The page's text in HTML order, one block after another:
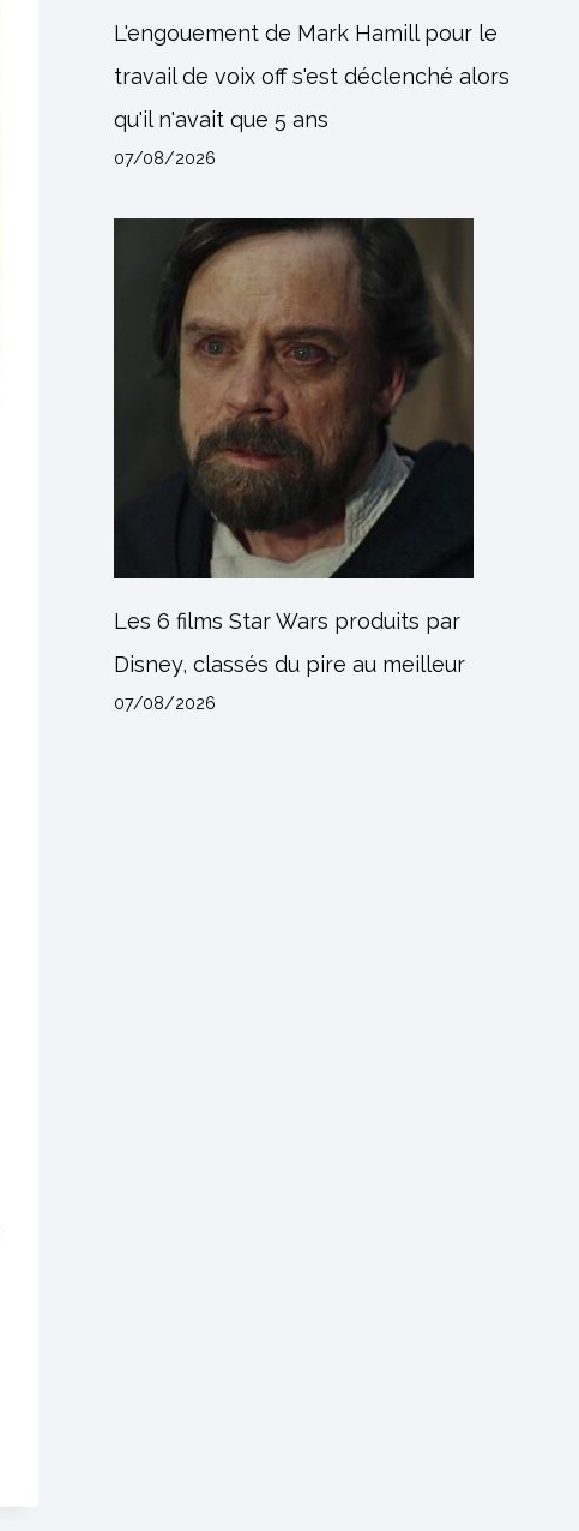
L'engouement de Mark Hamill pour le
travail de voix off s'est déclenché alors
qu'il n'avait que 5 ans
07/08/2026
Les 6 films Star Wars produits par
Disney, classés du pire au meilleur
07/08/2026